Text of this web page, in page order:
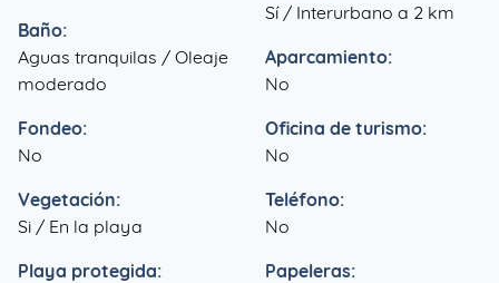
Baño:
Aguas tranquilas / Oleaje
moderado
Fondeo:
No
Vegetación:
Si / En la playa
Playa protegida:
Sí / Interurbano a 2 km
Aparcamiento:
No
Oficina de turismo:
No
Teléfono:
No
Papeleras: